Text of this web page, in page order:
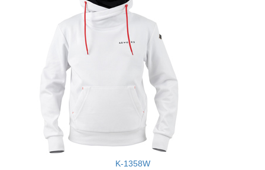
K-1358W